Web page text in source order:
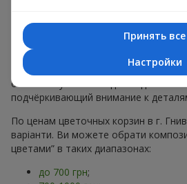
Минималистичные решения—
акцент на цвет или текстуру.
Есть также
VIP-композиции—
особых случаев. Каждое изделие —
подчёркивающий внимание к
По ценам цветочных корзин в г.
варіанти. Ви можете обрати
цветами” в таких диапазонах:
до 700 грн;
Принять все
Настройки